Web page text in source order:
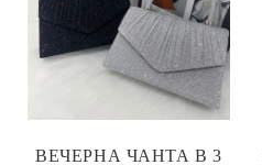
ВЕЧЕРНА ЧАНТА В 3